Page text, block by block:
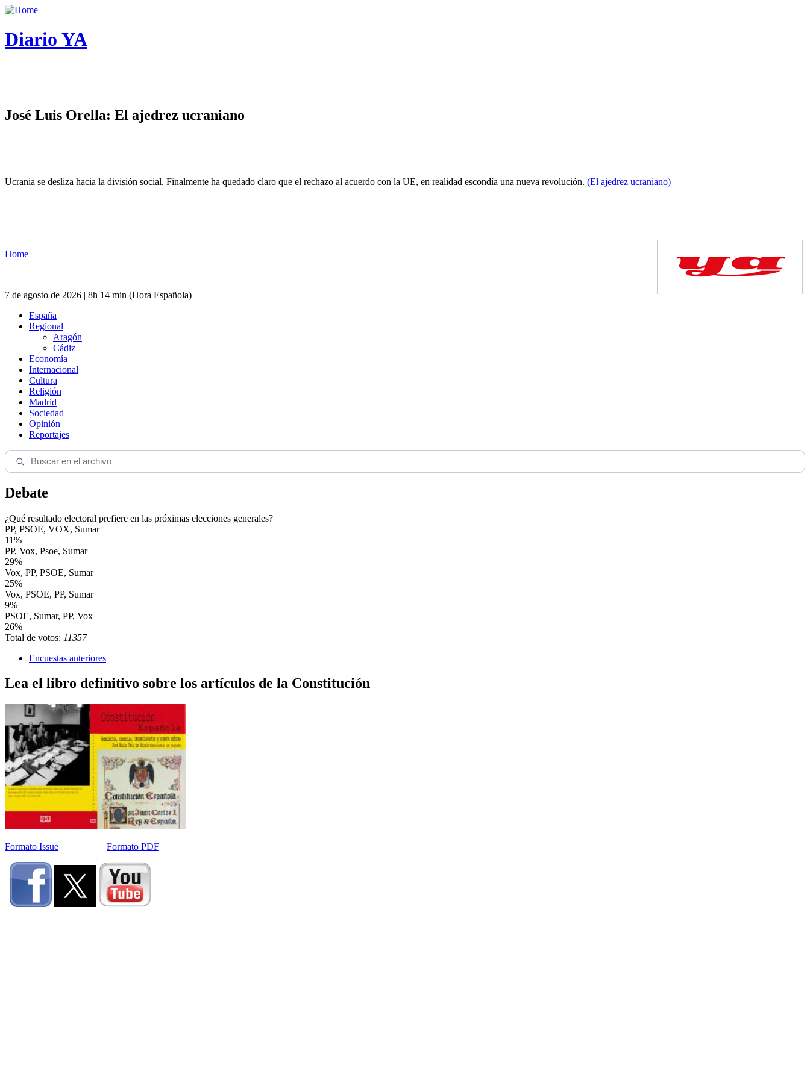
Diario YA
José Luis Orella: El ajedrez ucraniano
Ucrania se desliza hacia la división social. Finalmente ha quedado claro que el rechazo al acuerdo con la UE, en realidad escondía una nueva revolución. (El ajedrez ucraniano)
Home
7 de agosto de 2026 | 8h 14 min (Hora Española)
España
Regional
Aragón
Cádiz
Economía
Internacional
Cultura
Religión
Madrid
Sociedad
Opinión
Reportajes
Debate
¿Qué resultado electoral prefiere en las próximas elecciones generales?
PP, PSOE, VOX, Sumar
11%
PP, Vox, Psoe, Sumar
29%
Vox, PP, PSOE, Sumar
25%
Vox, PSOE, PP, Sumar
9%
PSOE, Sumar, PP, Vox
26%
Total de votos: 11357
Encuestas anteriores
Lea el libro definitivo sobre los artículos de la Constitución
Formato Issue Formato PDF